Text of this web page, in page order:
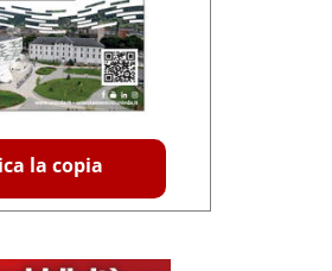
la copia